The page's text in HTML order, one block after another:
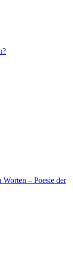
– Poesie der